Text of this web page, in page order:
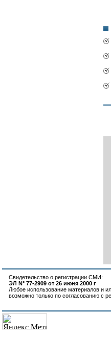
Свидетельство о регистрации СМИ:
ЭЛ N° 77-2909 от 26 июня 2000 г
Любое использование материалов и
возможно только по согласованию с